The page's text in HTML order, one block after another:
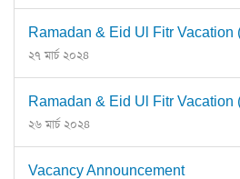
Ramadan & Eid Ul Fitr Vacation
২৭ মার্চ ২০২৪
Ramadan & Eid Ul Fitr Vacation
২৬ মার্চ ২০২৪
Vacancy Announcement